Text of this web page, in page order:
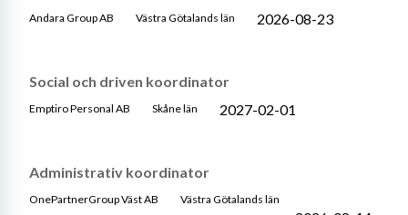
Andara Group AB Västra Götalands län 2026-08-23
Social och driven koordinator
Emptiro Personal AB Skåne län 2027-02-01
Administrativ koordinator
OnePartnerGroup Väst AB Västra Götalands län